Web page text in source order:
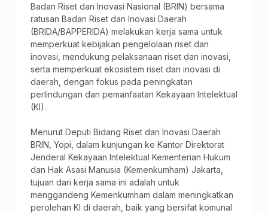
Badan Riset dan Inovasi Nasional (BRIN) bersama
ratusan Badan Riset dan Inovasi Daerah
(BRIDA/BAPPERIDA) melakukan kerja sama untuk
memperkuat kebijakan pengelolaan riset dan
inovasi, mendukung pelaksanaan riset dan inovasi,
serta memperkuat ekosistem riset dan inovasi di
daerah, dengan fokus pada peningkatan
perlindungan dan pemanfaatan Kekayaan Intelektual
(KI).
Menurut Deputi Bidang Riset dan Inovasi Daerah
BRIN, Yopi, dalam kunjungan ke Kantor Direktorat
Jenderal Kekayaan Intelektual Kementerian Hukum
dan Hak Asasi Manusia (Kemenkumham) Jakarta,
tujuan dari kerja sama ini adalah untuk
menggandeng Kemenkumham dalam meningkatkan
perolehan KI di daerah, baik yang bersifat komunal